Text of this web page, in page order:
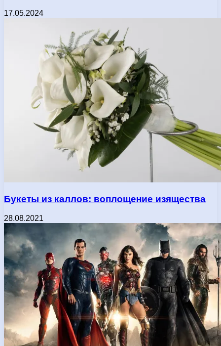
17.05.2024
Букеты из каллов: воплощение изящества
28.08.2021